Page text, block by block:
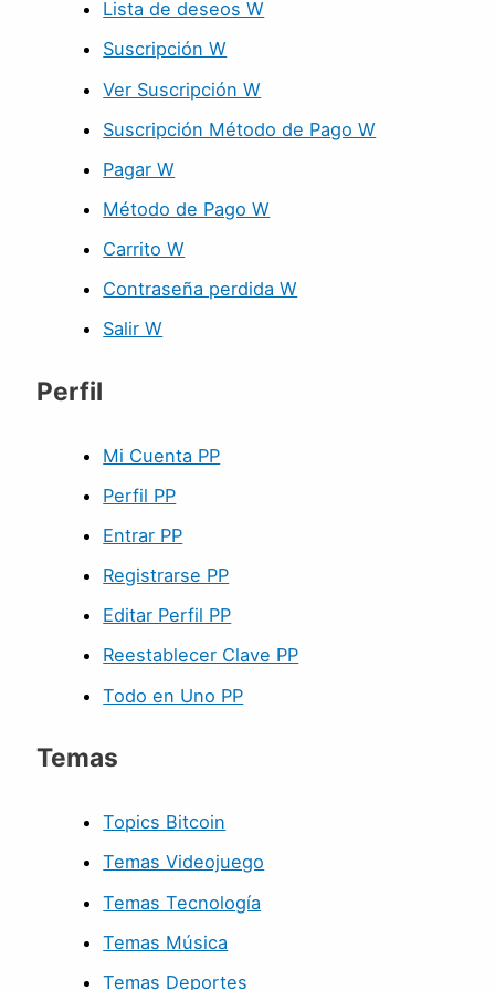
Lista de deseos W
Suscripción W
Ver Suscripción W
Suscripción Método de Pago W
Pagar W
Método de Pago W
Carrito W
Contraseña perdida W
Salir W
Perfil
Mi Cuenta PP
Perfil PP
Entrar PP
Registrarse PP
Editar Perfil PP
Reestablecer Clave PP
Todo en Uno PP
Temas
Topics Bitcoin
Temas Videojuego
Temas Tecnología
Temas Música
Temas Deportes